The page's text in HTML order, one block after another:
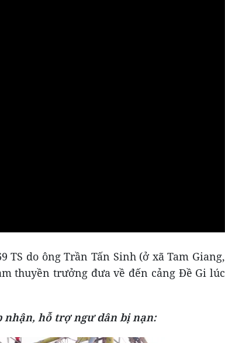
TS do ông Trần Tấn Sinh (ở xã Tam Giang,
thuyền trưởng đưa về đến cảng Đề Gi lúc
nhận, hỗ trợ ngư dân bị nạn: